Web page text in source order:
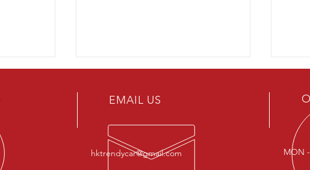
EMAIL US
hktrendycar@gmail.com MON